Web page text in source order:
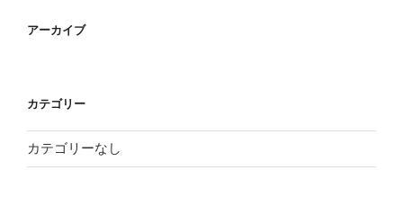
アーカイブ
カテゴリー
カテゴリーなし